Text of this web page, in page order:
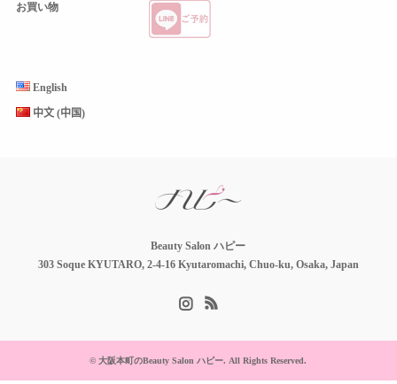
お買い物
English
中文 (中国)
Beauty Salon ハピー
303 Soque KYUTARO, 2-4-16 Kyutaromachi, Chuo-ku, Osaka, Japan
©大阪本町のBeauty Salon ハピー. All Rights Reserved.